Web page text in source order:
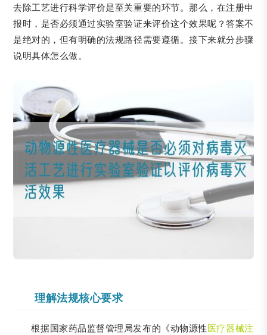
去除工艺进行科学评价是至关重要的环节。那么，在注册申
报时，是否必须通过实验室验证来评价这个效果呢？答案不
是绝对的，但有明确的法规路径需要遵循。接下来就分步骤
说明具体怎么做。
理解法规核心要求
根据国家药品监督管理局发布的《动物源性医疗器械注